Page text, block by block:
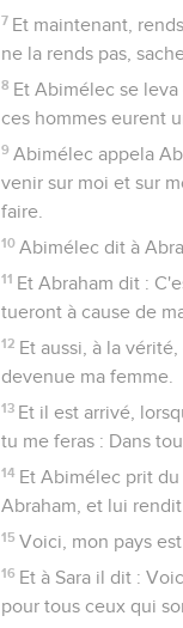
7 Et maintenant,
ne la rends pas,
8 Et Abimélec se
ces hommes eurent
9 Abimélec appela
venir sur moi et sur
faire.
10 Abimélec dit à
11 Et Abraham dit :
tueront à cause de
12 Et aussi, à la
devenue ma femme.
13 Et il est arrivé,
tu me feras : Dans
14 Et Abimélec prit
Abraham, et lui
15 Voici, mon pays
16 Et à Sara il dit :
pour tous ceux qui